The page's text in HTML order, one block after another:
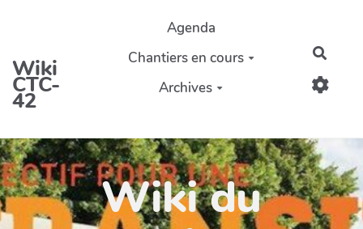
Aller au contenu principal
Wiki
CTC-
42
Agenda
Chantiers en cours
Archives
Wiki du